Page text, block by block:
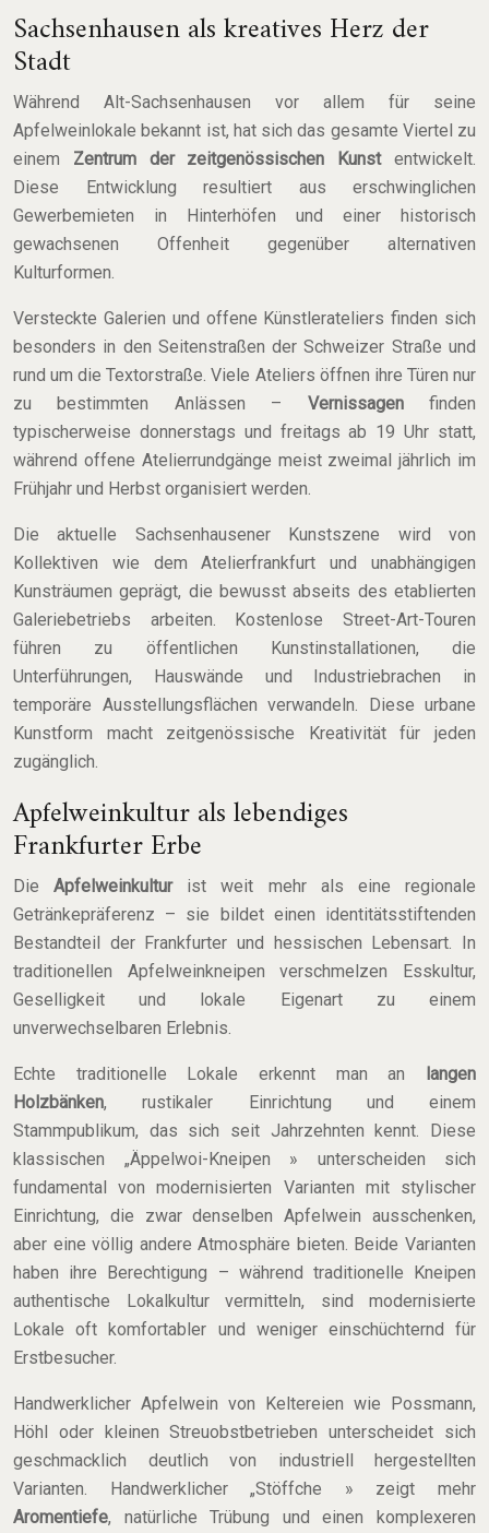
Sachsenhausen als kreatives Herz der
Stadt
Während Alt-Sachsenhausen vor allem für seine
Apfelweinlokale bekannt ist, hat sich das gesamte Viertel zu
einem Zentrum der zeitgenössischen Kunstentwickelt.
Diese Entwicklung resultiert aus erschwinglichen
Gewerbemieten in Hinterhöfen und einer historisch
gewachsenen Offenheit gegenüber alternativen
Kulturformen.
Versteckte Galerien und offene Künstlerateliers finden sich
besonders in den Seitenstraßen der Schweizer Straße und
rund um die Textorstraße. Viele Ateliers öffnen ihre Türen nur
zu bestimmten Anlässen – Vernissagenfinden
typischerweise donnerstags und freitags ab 19 Uhr statt,
während offene Atelierrundgänge meist zweimal jährlich im
Frühjahr und Herbst organisiert werden.
Die aktuelle Sachsenhausener Kunstszene wird von
Kollektiven wie dem Atelierfrankfurt und unabhängigen
Kunsträumen geprägt, die bewusst abseits des etablierten
Galeriebetriebs arbeiten. Kostenlose Street-Art-Touren
führen zu öffentlichen Kunstinstallationen, die
Unterführungen, Hauswände und Industriebrachen in
temporäre Ausstellungsflächen verwandeln. Diese urbane
Kunstform macht zeitgenössische Kreativität für jeden
zugänglich.
Apfelweinkultur als lebendiges
Frankfurter Erbe
DieApfelweinkulturist weit mehr als eine regionale
Getränkepräferenz – sie bildet einen identitätsstiftenden
Bestandteil der Frankfurter und hessischen Lebensart. In
traditionellen Apfelweinkneipen verschmelzen Esskultur,
Geselligkeit und lokale Eigenart zu einem
unverwechselbaren Erlebnis.
Echte traditionelle Lokale erkennt man an
langen
Holzbänken, rustikaler Einrichtung und einem
Stammpublikum, das sich seit Jahrzehnten kennt. Diese
klassischen „Äppelwoi-Kneipen » unterscheiden sich
fundamental von modernisierten Varianten mit stylischer
Einrichtung, die zwar denselben Apfelwein ausschenken,
aber eine völlig andere Atmosphäre bieten. Beide Varianten
haben ihre Berechtigung – während traditionelle Kneipen
authentische Lokalkultur vermitteln, sind modernisierte
Lokale oft komfortabler und weniger einschüchternd für
Erstbesucher.
Handwerklicher Apfelwein von Keltereien wie Possmann,
Höhl oder kleinen Streuobstbetrieben unterscheidet sich
geschmacklich deutlich von industriell hergestellten
Varianten. Handwerklicher „Stöffche » zeigt mehr
Aromentiefe, natürliche Trübung und einen komplexeren